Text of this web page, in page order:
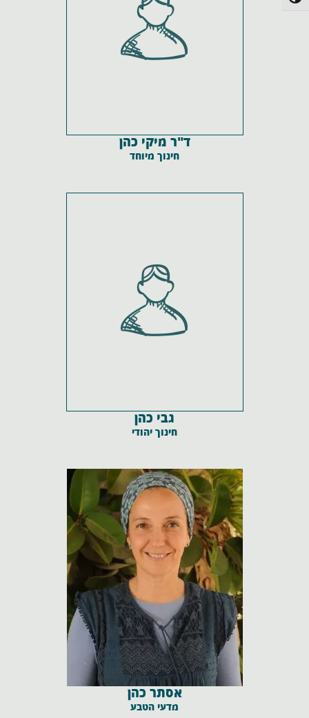
ד"ר מיקי כהן
חינוך מיוחד
גבי כהן
חינוך יהודי
אסתר כהן
מדעי הטבע